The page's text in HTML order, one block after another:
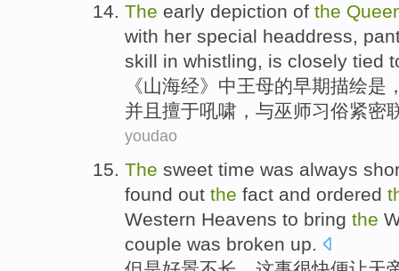
The early depiction of the
with her special headdress,
skill in whistling, is closely tied
《山海经》 中王母的早期描绘是
并且擅于吼啸， 与巫师习俗紧密
youdao
The sweet time was always
found out the fact and ordered
Western Heavens to bring the
couple was broken up.